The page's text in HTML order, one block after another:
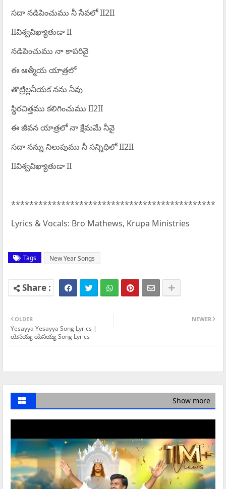
సదా నడిపించుము నీ సేవలో II2II
IIవిశ్వవిఖ్యాతుడా II
నడిపించుము నా కాపరివై
ఈ ఆత్మీయ యాత్రలో
తొట్రిల్లనీయక నను నీవు
స్థిరచిత్తము కలిగించుము II2II
ఈ జీవన యాత్రలో నా క్షేమమే నీవై
సదా నన్ను నిలుపుము నీ సన్నిధిలో II2II
IIవిశ్వవిఖ్యాతుడా II
*********************************************
Lyrics & Vocals: Bro Mathews, Krupa Ministries
Tags New Year Songs
NEWER
OLDER
Yesayya Yesayya Song Lyrics |
యేసయ్య యేసయ్య Song Lyrics
Show more